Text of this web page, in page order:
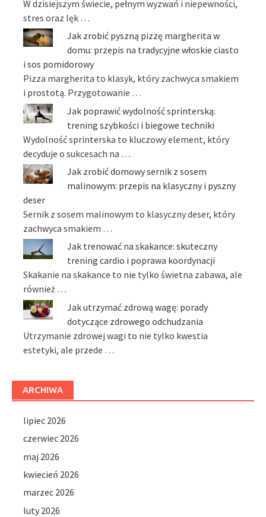
W dzisiejszym świecie, pełnym wyzwań i niepewności,
stres oraz lęk …
Jak zrobić pyszną pizzę margherita w
domu: przepis na tradycyjne włoskie ciasto
i sos pomidorowy
Pizza margherita to klasyk, który zachwyca smakiem
i prostotą. Przygotowanie …
Jak poprawić wydolność sprinterską:
trening szybkości i biegowe techniki
Wydolność sprinterska to kluczowy element, który
decyduje o sukcesach na …
Jak zrobić domowy sernik z sosem
malinowym: przepis na klasyczny i pyszny
deser
Sernik z sosem malinowym to klasyczny deser, który
zachwyca smakiem …
Jak trenować na skakance: skuteczny
trening cardio i poprawa koordynacji
Skakanie na skakance to nie tylko świetna zabawa, ale
również …
Jak utrzymać zdrową wagę: porady
dotyczące zdrowego odchudzania
Utrzymanie zdrowej wagi to nie tylko kwestia
estetyki, ale przede …
ARCHIWA
lipiec 2026
czerwiec 2026
maj 2026
kwiecień 2026
marzec 2026
luty 2026